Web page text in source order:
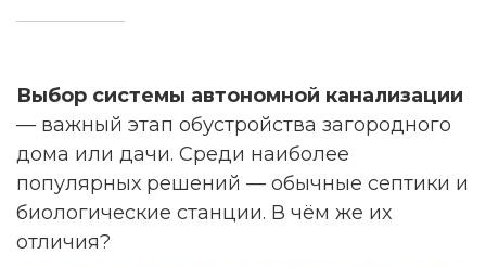
Выбор системы автономной канализации
— важный этап обустройства загородного
дома или дачи. Среди наиболее
популярных решений — обычные септики и
биологические станции. В чём же их
отличия?